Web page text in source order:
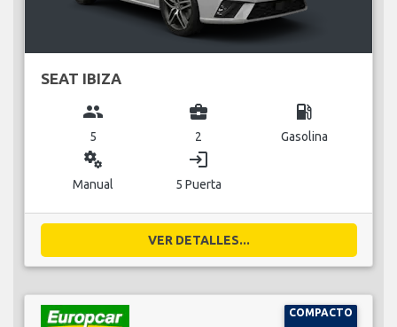
SEAT IBIZA
group
5
business_center
2
local_gas_station
Gasolina
miscellaneous_services
Manual
login
5 Puerta
VER DETALLES...
COMPACTO